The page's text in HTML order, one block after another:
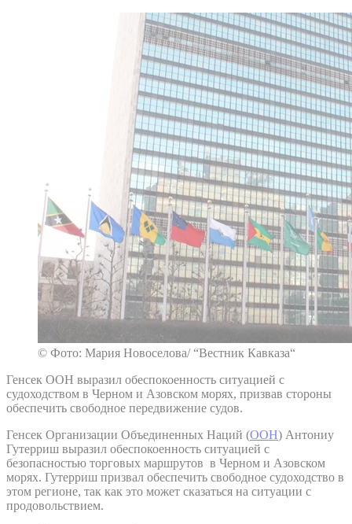
© Фото: Мария Новоселова/ “Вестник Кавказа“
Генсек ООН выразил обеспокоенность ситуацией с
судоходством в Черном и Азовском морях, призвав стороны
обеспечить свободное передвижение судов.
Генсек Организации Объединенных Наций (ООН) Антониу
Гутерриш выразил обеспокоенность ситуацией с
безопасностью торговых маршрутов в Черном и Азовском
морях. Гутерриш призвал обеспечить свободное судоходство в
этом регионе, так как это может сказаться на ситуации с
продовольствием.